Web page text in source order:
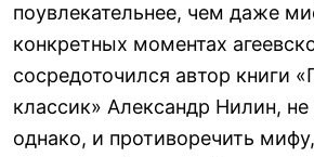
поувлекательнее, чем даже
конкретных моментах
сосредоточился автор книги
классик» Александр Нилин,
однако, и противоречить